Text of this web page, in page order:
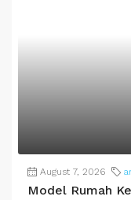
August 7, 2026
Model Rumah